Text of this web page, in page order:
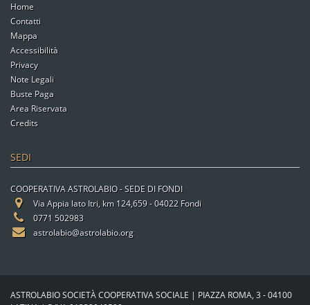
Home
Contatti
Mappa
Accessibilità
Privacy
Note Legali
Buste Paga
Area Riservata
Credits
SEDI
COOPERATIVA ASTROLABIO - SEDE DI FONDI
Via Appia lato Itri, km 124,659 - 04022 Fondi
0771 502983
astrolabio@astrolabio.org
ASTROLABIO SOCIETÀ COOPERATIVA SOCIALE | PIAZZA ROMA, 3 - 04100